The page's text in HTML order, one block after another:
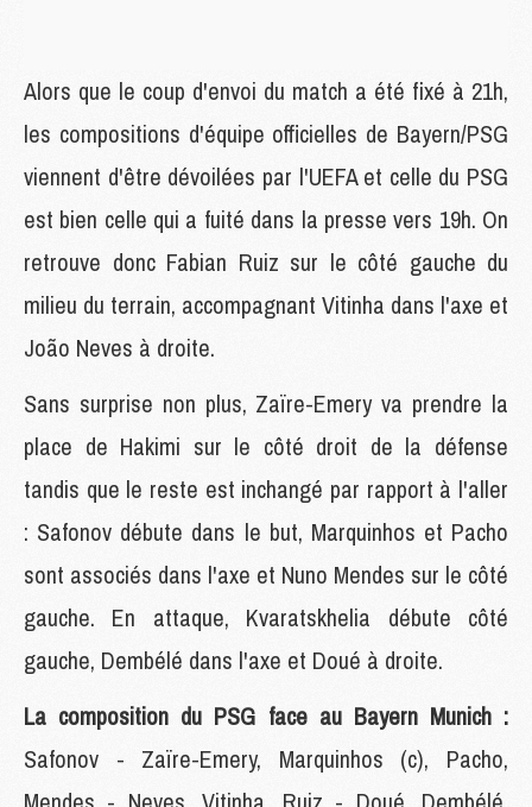
Alors que le coup d'envoi du match a été fixé à 21h,
les compositions d'équipe officielles de Bayern/PSG
viennent d'être dévoilées par l'UEFA et celle du PSG
est bien celle qui a fuité dans la presse vers 19h. On
retrouve donc Fabian Ruiz sur le côté gauche du
milieu du terrain, accompagnant Vitinha dans l'axe et
João Neves à droite.
Sans surprise non plus, Zaïre-Emery va prendre la
place de Hakimi sur le côté droit de la défense
tandis que le reste est inchangé par rapport à l'aller
: Safonov débute dans le but, Marquinhos et Pacho
sont associés dans l'axe et Nuno Mendes sur le côté
gauche. En attaque, Kvaratskhelia débute côté
gauche, Dembélé dans l'axe et Doué à droite.
La composition du PSG face au Bayern Munich :
Safonov - Zaïre-Emery, Marquinhos (c), Pacho,